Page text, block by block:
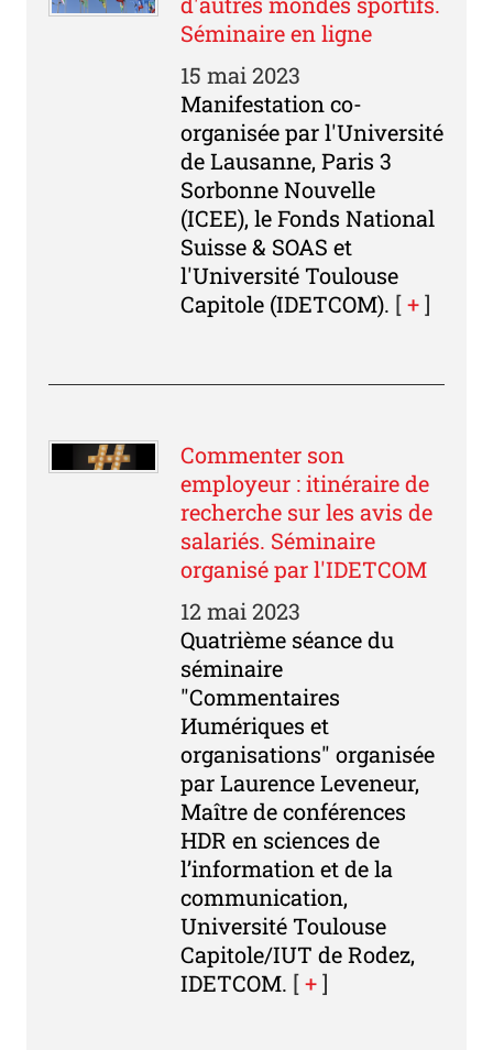
Séminaire en ligne
15 mai 2023
Manifestation co-
organisée par l'Université
de Lausanne, Paris 3
Sorbonne Nouvelle
(ICEE), le Fonds National
Suisse & SOAS et
l'Université Toulouse
Capitole (IDETCOM). [+]
Commenter son
employeur : itinéraire de
recherche sur les avis de
salariés. Séminaire
organisé par l'IDETCOM
12 mai 2023
Quatrième séance du
séminaire
"Commentaires
Иumériques et
organisations" organisée
par Laurence Leveneur,
Maître de conférences
HDR en sciences de
l’information et de la
communication,
Université Toulouse
Capitole/IUT de Rodez,
IDETCOM. [+]